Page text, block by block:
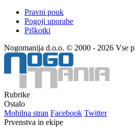
Pravni pouk
Pogoji uporabe
Piškotki
Nogomanija d.o.o. © 2000 - 2026 Vse
Rubrike
Ostalo
Mobilna stran Facebook Twitter
Prvenstva in ekipe